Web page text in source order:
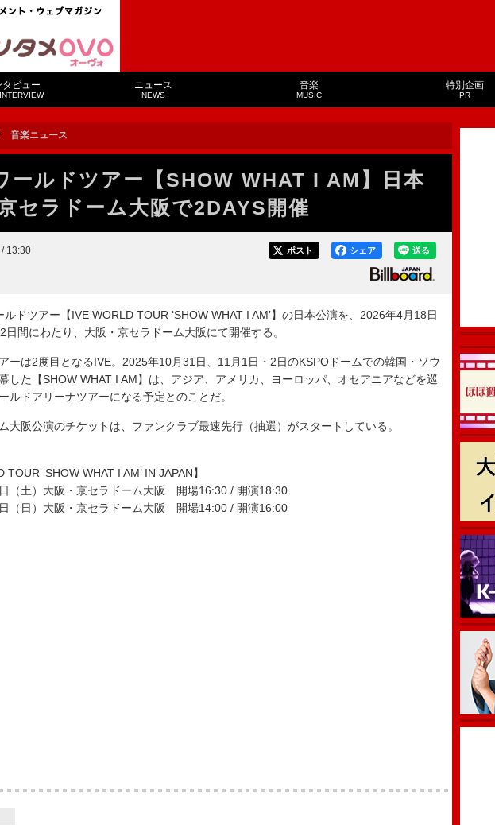
ビュー ニュース
NEWS
音楽
MUSIC
特別企画
PR
音楽ニュース
ールドツアー【SHOW WHAT I AM】日本
セラドーム大阪で2DAYS開催
13:30 送る
シェア
ポスト
ドツアー【IVE WORLD TOUR ‘SHOW WHAT I AM’】の日本公演を、2026年4月18日
日間にわたり、大阪・京セラドーム大阪にて開催する。
ーは2度目となるIVE。2025年10月31日、11月1日・2日のKSPOドームでの韓国・ソウ
した【SHOW WHAT I AM】は、アジア、アメリカ、ヨーロッパ、オセアニアなどを巡
ルドアリーナツアーになる予定とのことだ。
大阪公演のチケットは、ファンクラブ最速先行（抽選）がスタートしている。
演情報
TOUR ‘SHOW WHAT I AM’ IN JAPAN】
（土）大阪・京セラドーム大阪 開場16:30 / 開演18:30
（日）大阪・京セラドーム大阪 開場14:00 / 開演16:00